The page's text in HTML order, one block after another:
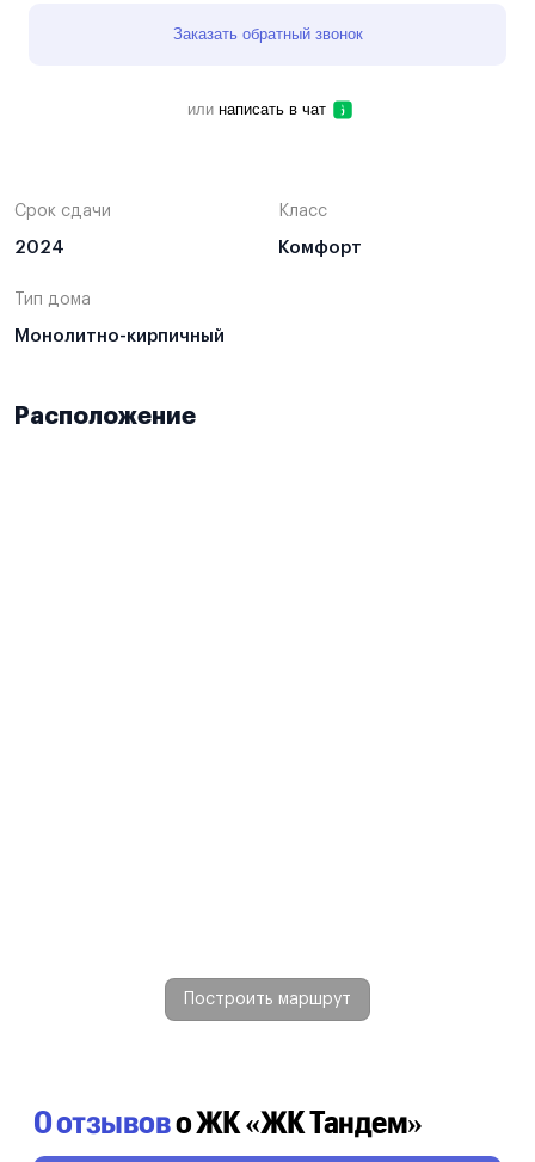
Заказать обратный звонок
или написать в чат
Срок сдачи
2024
Класс
Комфорт
Тип дома
Монолитно-кирпичный
Расположение
Построить маршрут
0 отзывово ЖК «ЖК Тандем»